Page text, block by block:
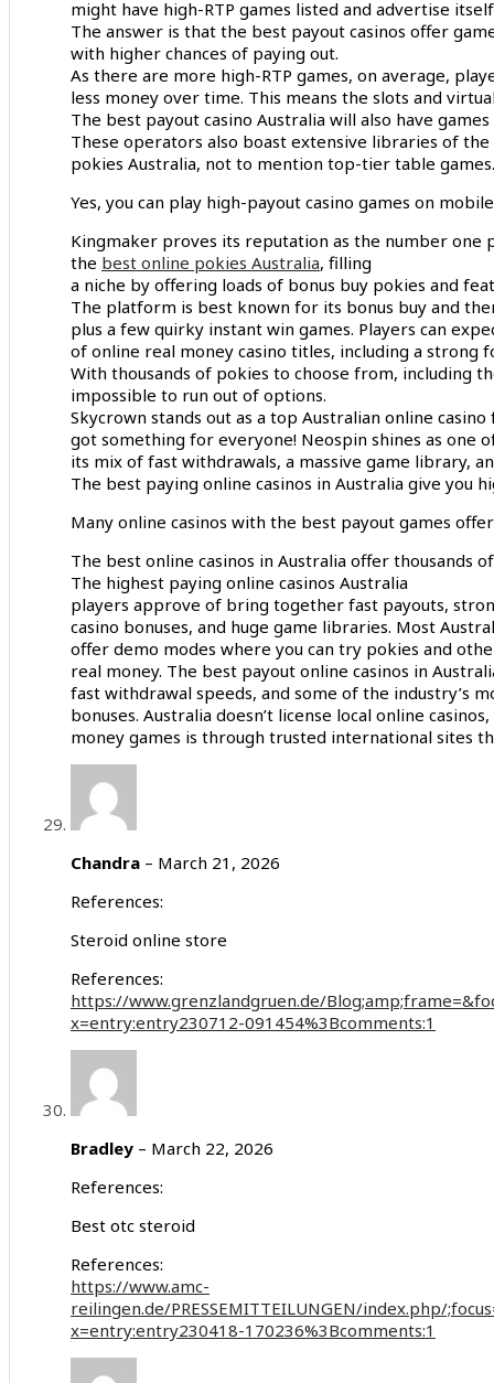
might have high-RTP games listed and advertise
The answer is that the best payout casinos offer
with higher chances of paying out.
As there are more high-RTP games, on average,
less money over time. This means the slots and
The best payout casino Australia will also have
These operators also boast extensive libraries of
pokies Australia, not to mention top-tier table games.
Yes, you can play high-payout casino games on
Kingmaker proves its reputation as the number one
the best online pokies Australia, filling
a niche by offering loads of bonus buy pokies and
The platform is best known for its bonus buy and
plus a few quirky instant win games. Players can
of online real money casino titles, including a strong
With thousands of pokies to choose from, including
impossible to run out of options.
Skycrown stands out as a top Australian online
got something for everyone! Neospin shines as one
its mix of fast withdrawals, a massive game library,
The best paying online casinos in Australia give you
Many online casinos with the best payout games
The best online casinos in Australia offer thousands
The highest paying online casinos Australia
players approve of bring together fast payouts,
casino bonuses, and huge game libraries. Most
offer demo modes where you can try pokies and
real money. The best payout online casinos in
fast withdrawal speeds, and some of the industry’s
bonuses. Australia doesn’t license local online
money games is through trusted international sites
Chandra – March 21, 2026
References:
Steroid online store
References:
https://www.grenzlandgruen.de/
x=entry:entry230712-091454%3Bcomments:1
Bradley – March 22, 2026
References:
Best otc steroid
References:
https://www.amc-
reilingen.de/PRESSEMITTEILUNGEN/index.php/
x=entry:entry230418-170236%3Bcomments:1